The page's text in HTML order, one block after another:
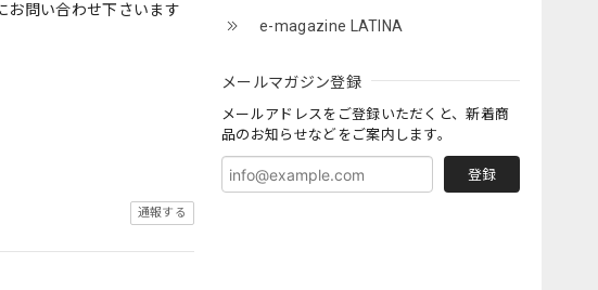
e-magazine LATINA
メールマガジン登録
メールアドレスをご登録いただくと、新着商
品のお知らせなどをご案内します。
登録
お問い合わせ下さいます
通報する